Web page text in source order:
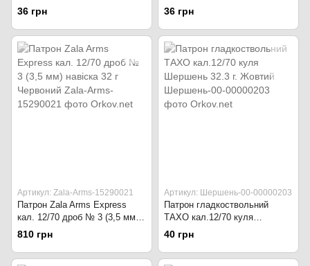
гр.). Синій
36 грн
гр.). Синій
36 грн
Артикул: Zala-Arms-15290021
Патрон Zala Arms Express
кал. 12/70 дроб № 3 (3,5 мм)
навіска 32 г Червоний
810 грн
Артикул: Шершень-00-00000203
Патрон гладкоствольний
ТАХО кал.12/70 куля
Шершень 32.3 г. Жовтий
40 грн